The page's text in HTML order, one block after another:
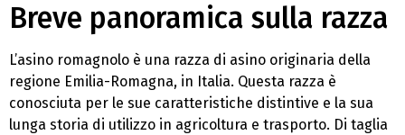
Breve panoramica sulla razza
L’asino romagnolo è una razza di asino originaria della
regione Emilia-Romagna, in Italia. Questa razza è
conosciuta per le sue caratteristiche distintive e la sua
lunga storia di utilizzo in agricoltura e trasporto. Di taglia